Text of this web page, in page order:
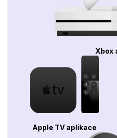
Xbox
Apple TV aplikace